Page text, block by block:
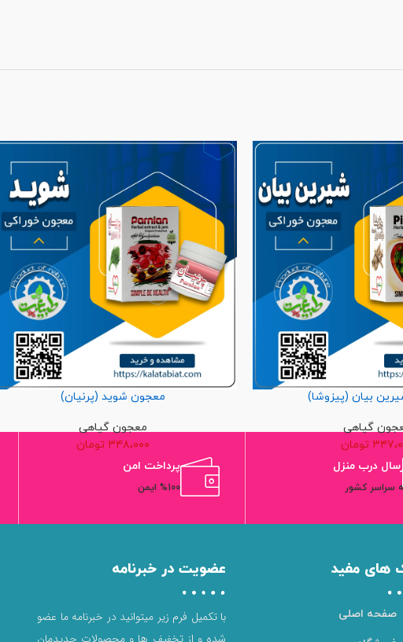
بیان (پیزوشا)
گیاهی
تومان
معجون شوید (پرنیان)
معجون گیاهی
۳۴۸،۰۰۰ تومان
درب منزل
سراسر کشور
پرداخت امن
%100 ایمن
های مفید
صفحه اصلی
عضویت در خبرنامه
با تکمیل فرم زیر میتوانید در خبرنامه ما عضو